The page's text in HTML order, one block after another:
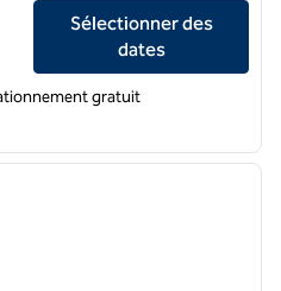
Inn Kansas City Southeast
Sélectionner des
dates
gratuit